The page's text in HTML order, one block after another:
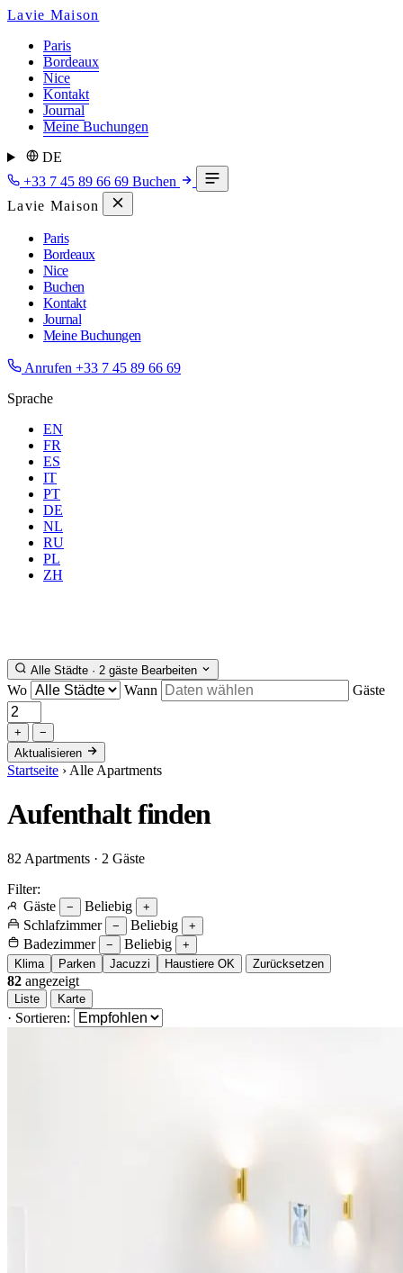
Lavie Maison
Paris
Bordeaux
Nice
Kontakt
Journal
Meine Buchungen
DE
+33 7 45 89 66 69 Buchen
Lavie Maison
Paris
Bordeaux
Nice
Buchen
Kontakt
Journal
Meine Buchungen
Anrufen +33 7 45 89 66 69
Sprache
EN
FR
ES
IT
PT
DE
NL
RU
PL
ZH
Alle
2 Gäste
Alle Städte · 2 gäste Bearbeiten
Wo Wann Gäste
+
−
Aktualisieren
Startseite › Alle Apartments
Aufenthaltfinden
82 Apartments · 2 Gäste
Filter:
Gäste
− Beliebig +
Schlafzimmer − Beliebig +
Badezimmer − Beliebig
+
Klima
Parken Jacuzzi Haustiere OK Zurücksetzen
82 angezeigt
Liste Karte
· Sortieren: